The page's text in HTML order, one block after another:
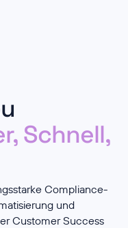
Schnell,
Compliance-
und
Customer Success